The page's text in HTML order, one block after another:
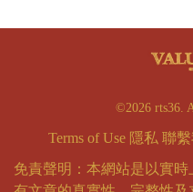
©2026 rts36.
Terms of Use 隱私 聯
免責聲明：本網站是以實